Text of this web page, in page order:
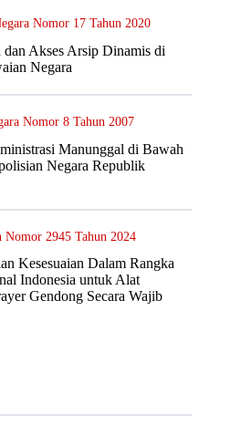
Nomor 17 Tahun 2020
Akses Arsip Dinamis di
Negara
Nomor 8 Tahun 2007
Manunggal di Bawah
Negara Republik
Nomor 2945 Tahun 2024
Kesesuaian Dalam Rangka
Indonesia untuk Alat
Gendong Secara Wajib